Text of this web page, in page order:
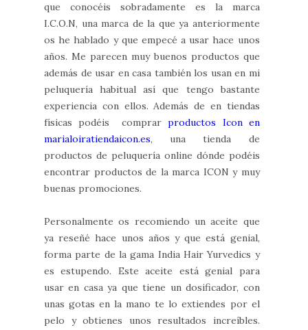
que conocéis sobradamente es la marca
I.C.O.N, una marca de la que ya anteriormente
os he hablado y que empecé a usar hace unos
años. Me parecen muy buenos productos que
además de usar en casa también los usan en mi
peluquería habitual así que tengo bastante
experiencia con ellos. Además de en tiendas
físicas podéis comprarproductos Icon en
marialoiratiendaicon.es, una tienda de
productos de peluquería online dónde podéis
encontrar productos de la marca ICON y muy
buenas promociones.
Personalmente os recomiendo un aceite que
ya reseñé hace unos años y que está genial,
forma parte de la gama India Hair Yurvedics y
es estupendo. Este aceite está genial para
usar en casa ya que tiene un dosificador, con
unas gotas en la mano te lo extiendes por el
pelo y obtienes unos resultados increíbles.